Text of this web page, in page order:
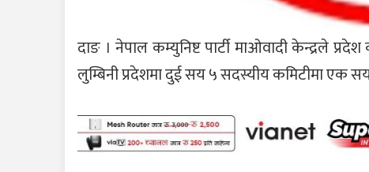
दाङ । नेपाल कम्युनिष्ट पार्टी माओवादी केन्द्रले
लुम्बिनी प्रदेशमा दुई सय ५ सदस्यीय कमिटीमा एक